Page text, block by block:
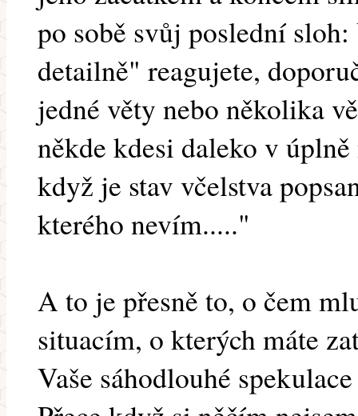
po sobě svůj poslední
detailně" reagujete,
jedné věty nebo několika
někde kdesi daleko v
když je stav včelstva
kterého nevím....."
A to je přesně to, o čem
situacím, o kterých máte
Vaše sáhodlouhé